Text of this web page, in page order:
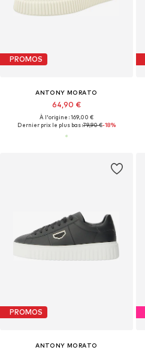
PROMOS
ANTONY MORATO
64,90 €
À l'origine : 169,00 €
Dernier prix le plus bas :79,90 €-18%
PROMOS
ANTONY MORATO